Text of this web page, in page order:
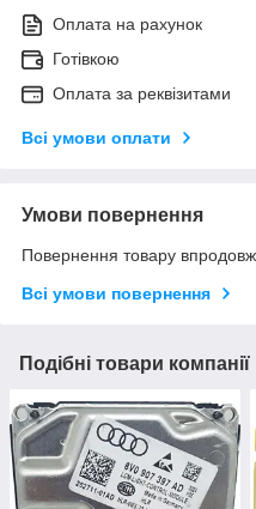
Оплата на рахунок
Готівкою
Оплата за реквізитами
Всі умови оплати
Умови повернення
Повернення товару
Всі умови повернення
Подібні товари компанії